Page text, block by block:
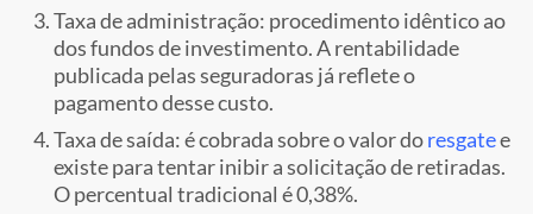
Taxa de administração: procedimento idêntico ao
dos fundos de investimento. A rentabilidade
publicada pelas seguradoras já reflete o
pagamento desse custo.
Taxa de saída: é cobrada sobre o valor doresgatee
existe para tentar inibir a solicitação de retiradas.
O percentual tradicional é 0,38%.